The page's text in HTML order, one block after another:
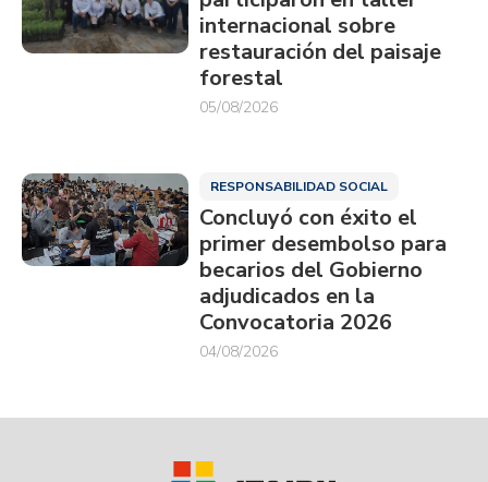
internacional sobre
restauración del paisaje
forestal
05/08/2026
RESPONSABILIDAD SOCIAL
Concluyó con éxito el
primer desembolso para
becarios del Gobierno
adjudicados en la
Convocatoria 2026
04/08/2026